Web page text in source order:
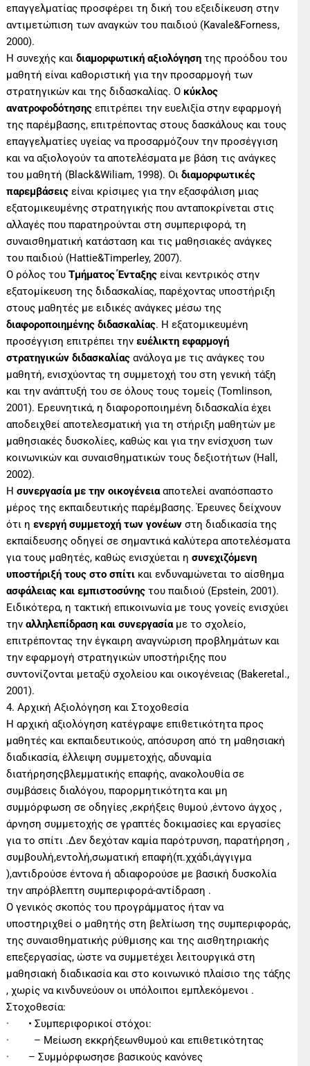
επαγγελματίας προσφέρει τη δική του εξειδίκευση στην
αντιμετώπιση των αναγκών του παιδιού (Kavale&Forness,
2000).
Η συνεχής καιδιαμορφωτική αξιολόγηση της προόδου του
μαθητή είναι καθοριστική για την προσαρμογή των
στρατηγικών και της διδασκαλίας. Ο κύκλος
ανατροφοδότησης επιτρέπει την ευελιξία στην εφαρμογή
της παρέμβασης, επιτρέποντας στους δασκάλους και τους
επαγγελματίες υγείας να προσαρμόζουν την προσέγγιση
και να αξιολογούν τα αποτελέσματα με βάση τις ανάγκες
του μαθητή (Black&Wiliam, 1998). Οιδιαμορφωτικές
παρεμβάσεις είναι κρίσιμες για την εξασφάλιση μιας
εξατομικευμένης στρατηγικής που ανταποκρίνεται στις
αλλαγές που παρατηρούνται στη συμπεριφορά, τη
συναισθηματική κατάσταση και τις μαθησιακές ανάγκες
του παιδιού (Hattie&Timperley, 2007).
Ο ρόλος τουΤμήματος Ένταξης είναι κεντρικός στην
εξατομίκευση της διδασκαλίας, παρέχοντας υποστήριξη
στους μαθητές με ειδικές ανάγκες μέσω της
διαφοροποιημένης διδασκαλίας. Η εξατομικευμένη
προσέγγιση επιτρέπει τηνευέλικτη εφαρμογή
στρατηγικών διδασκαλίας ανάλογα με τις ανάγκες του
μαθητή, ενισχύοντας τη συμμετοχή του στη γενική τάξη
και την ανάπτυξή του σε όλους τους τομείς (Tomlinson,
2001). Ερευνητικά, η διαφοροποιημένη διδασκαλία έχει
αποδειχθεί αποτελεσματική για τη στήριξη μαθητών με
μαθησιακές δυσκολίες, καθώς και για την ενίσχυση των
κοινωνικών και συναισθηματικών τους δεξιοτήτων (Hall,
2002).
Ησυνεργασία με την οικογένειααποτελεί αναπόσπαστο
μέρος της εκπαιδευτικής παρέμβασης. Έρευνες δείχνουν
ότι ηενεργή συμμετοχή των γονέων στη διαδικασία της
εκπαίδευσης οδηγεί σε σημαντικά καλύτερα αποτελέσματα
για τους μαθητές, καθώς ενισχύεται ησυνεχιζόμενη
υποστήριξή τους στο σπίτι και ενδυναμώνεται το αίσθημα
ασφάλειας και εμπιστοσύνης του παιδιού (Epstein, 2001).
Ειδικότερα, η τακτική επικοινωνία με τους γονείς ενισχύει
τηναλληλεπίδραση και συνεργασίαμε το σχολείο,
επιτρέποντας την έγκαιρη αναγνώριση προβλημάτων και
την εφαρμογή στρατηγικών υποστήριξης που
συντονίζονται μεταξύ σχολείου και οικογένειας (Bakeretal.,
2001).
4. Αρχική Αξιολόγηση και Στοχοθεσία
Η αρχική αξιολόγηση κατέγραψε επιθετικότητα προς
μαθητές και εκπαιδευτικούς, απόσυρση από τη μαθησιακή
διαδικασία, έλλειψη συμμετοχής, αδυναμία
διατήρησηςβλεμματικής επαφής, ανακολουθία σε
συμβάσεις διαλόγου, παρορμητικότητα και μη
συμμόρφωση σε οδηγίες ,εκρήξεις θυμού ,έντονο άγχος ,
άρνηση συμμετοχής σε γραπτές δοκιμασίες και εργασίες
για το σπίτι .Δεν δεχόταν καμία παρότρυνση, παρατήρηση ,
συμβουλή,εντολή,σωματική επαφή(π.χχάδι,άγγιγμα
),αντιδρούσε έντονα ή αδιαφορούσε με βασική δυσκολία
την απρόβλεπτη συμπεριφορά-αντίδραση .
Ο γενικός σκοπός του προγράμματος ήταν να
υποστηριχθεί ο μαθητής στη βελτίωση της συμπεριφοράς,
της συναισθηματικής ρύθμισης και της αισθητηριακής
επεξεργασίας, ώστε να συμμετέχει λειτουργικά στη
μαθησιακή διαδικασία και στο κοινωνικό πλαίσιο της τάξης
, χωρίς να κινδυνεύουν οι υπόλοιποι εμπλεκόμενοι .
Στοχοθεσία:
· • Συμπεριφορικοί στόχοι:
· – Μείωση εκκρήξεωνθυμού και επιθετικότητας
· – Συμμόρφωσησε βασικούς κανόνες